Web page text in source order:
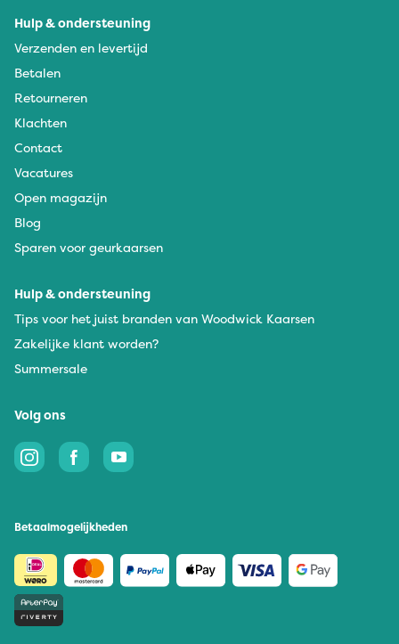
Hulp & ondersteuning
Verzenden en levertijd
Betalen
Retourneren
Klachten
Contact
Vacatures
Open magazijn
Blog
Sparen voor geurkaarsen
Hulp & ondersteuning
Tips voor het juist branden van Woodwick Kaarsen
Zakelijke klant worden?
Summersale
Volg ons
Betaalmogelijkheden